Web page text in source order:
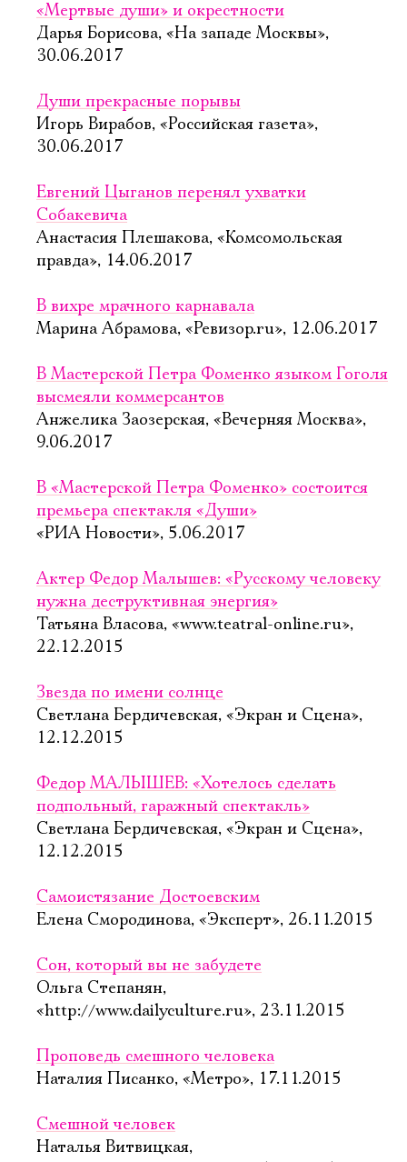
«Мертвые души» и окрестности
Дарья Борисова, «На западе Москвы»,
30.06.2017
Души прекрасные порывы
Игорь Вирабов, «Российская газета»,
30.06.2017
Евгений Цыганов перенял ухватки
Собакевича
Анастасия Плешакова, «Комсомольская
правда», 14.06.2017
В вихре мрачного карнавала
Марина Абрамова, «Ревизор.ru», 12.06.2017
В Мастерской Петра Фоменко языком Гоголя
высмеяли коммерсантов
Анжелика Заозерская, «Вечерняя Москва»,
9.06.2017
В «Мастерской Петра Фоменко» состоится
премьера спектакля «Души»
«РИА Новости», 5.06.2017
Актер Федор Малышев: «Русскому человеку
нужна деструктивная энергия»
Татьяна Власова, «www.teatral-online.ru»,
22.12.2015
Звезда по имени солнце
Светлана Бердичевская, «Экран и Сцена»,
12.12.2015
Федор МАЛЫШЕВ: «Хотелось сделать
подпольный, гаражный спектакль»
Светлана Бердичевская, «Экран и Сцена»,
12.12.2015
Самоистязание Достоевским
Елена Смородинова, «Эксперт», 26.11.2015
Сон, который вы не забудете
Ольга Степанян,
«http://www.dailyculture.ru», 23.11.2015
Проповедь смешного человека
Наталия Писанко, «Метро», 17.11.2015
Смешной человек
Наталья Витвицкая,